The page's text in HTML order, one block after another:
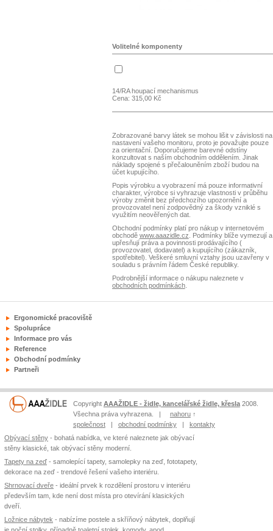
Volitelné komponenty
14/RA houpací mechanismus
Cena: 315,00 Kč
Zobrazované barvy látek se mohou lišit v závislosti na
nastavení vašeho monitoru, proto je považujte pouze
za orientační. Doporučujeme barevné odstíny
konzultovat s naším obchodním oddělením. Jinak
náklady spojené s přečalouněním zboží budou na
účet kupujícího.
Popis výrobku a vyobrazení má pouze informativní
charakter, výrobce si vyhrazuje vlastnosti v průběhu
výroby změnit bez předchozího upozornění a
provozovatel není zodpovědný za škody vzniklé s
využitím neověřených dat.
Obchodní podmínky platí pro nákup v internetovém
obchodě www.aaazidle.cz . Podmínky blíže vymezují a
upřesňují práva a povinnosti prodávajícího (
provozovatel, dodavatel) a kupujícího (zákazník,
spotřebitel). Veškeré smluvní vztahy jsou uzavřeny v
souladu s právním řádem České republiky.
Podrobnější informace o nákupu naleznete v
obchodních podmínkách.
Ergonomické pracoviště
Spolupráce
Informace pro vás
Reference
Obchodní podmínky
Partneři
Copyright AAAŽIDLE - židle, kancelářské židle, křesla2008.
Všechna práva vyhrazena. | nahoru↑
společnost| obchodní podmínky| kontakty
Obývací stěny - bohatá nabídka, ve které naleznete jak obývací
stěny klasické, tak obývací stěny moderní.
Tapety na zeď - samolepící tapety, samolepky na zeď, fototapety,
dekorace na zeď - trendové řešení vašeho interiéru.
Shrnovací dveře - ideální prvek k rozdělení prostoru v interiéru
především tam, kde není dost místa pro otevírání klasických
dveří.
Ložnice nábytek - nabízíme postele a skříňový nábytek, doplňují